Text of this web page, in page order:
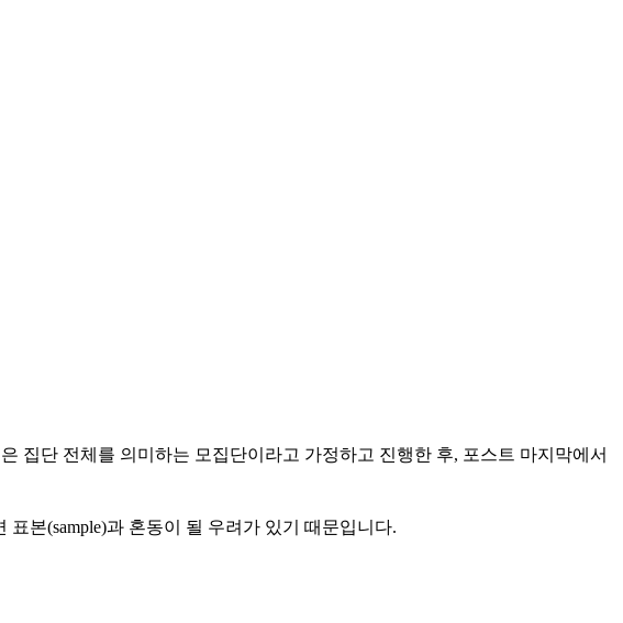
집단 전체를 의미하는 모집단이라고 가정하고 진행한 후, 포스트 마지막에서
본(sample)과 혼동이 될 우려가 있기 때문입니다.